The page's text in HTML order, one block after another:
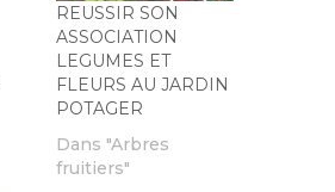
REUSSIR SON
ASSOCIATION
LEGUMES ET
FLEURS AU JARDIN
POTAGER
Dans "Arbres
fruitiers"